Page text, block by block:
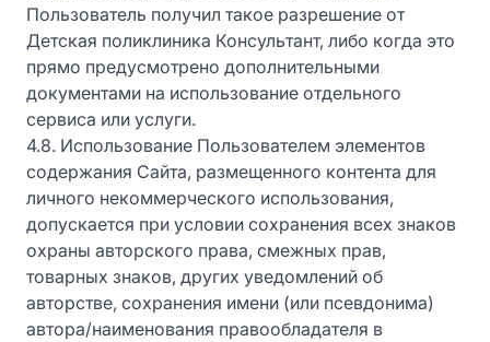
Пользователь получил такое разрешение от
Детская поликлиника Консультант, либо когда это
прямо предусмотрено дополнительными
документами на использование отдельного
сервиса или услуги.
4.8. Использование Пользователем элементов
содержания Сайта, размещенного контента для
личного некоммерческого использования,
допускается при условии сохранения всех знаков
охраны авторского права, смежных прав,
товарных знаков, других уведомлений об
авторстве, сохранения имени (или псевдонима)
автора/наименования правообладателя в